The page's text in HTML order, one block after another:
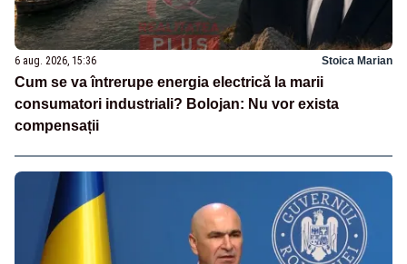
6 aug. 2026, 15:36 Stoica Marian
Cum se va întrerupe energia electrică la marii
consumatori industriali? Bolojan: Nu vor exista
compensații